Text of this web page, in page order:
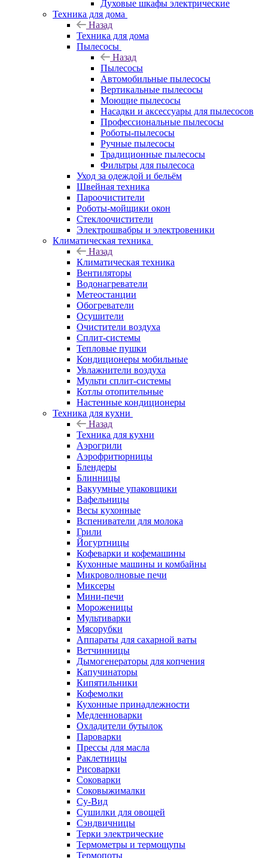
Духовые шкафы электрические
Техника для дома
Назад
Техника для дома
Пылесосы
Назад
Пылесосы
Автомобильные пылесосы
Вертикальные пылесосы
Моющие пылесосы
Насадки и аксессуары для пылесосов
Профессиональные пылесосы
Роботы-пылесосы
Ручные пылесосы
Традиционные пылесосы
Фильтры для пылесоса
Уход за одеждой и бельём
Швейная техника
Пароочистители
Роботы-мойщики окон
Стеклоочистители
Электрошвабры и электровеники
Климатическая техника
Назад
Климатическая техника
Вентиляторы
Водонагреватели
Метеостанции
Обогреватели
Осушители
Очистители воздуха
Сплит-системы
Тепловые пушки
Кондиционеры мобильные
Увлажнители воздуха
Мульти сплит-системы
Котлы отопительные
Настенные кондиционеры
Техника для кухни
Назад
Техника для кухни
Аэрогрили
Аэрофритюрницы
Блендеры
Блинницы
Вакуумные упаковщики
Вафельницы
Весы кухонные
Вспениватели для молока
Грили
Йогуртницы
Кофеварки и кофемашины
Кухонные машины и комбайны
Микроволновые печи
Миксеры
Мини-печи
Мороженицы
Мультиварки
Мясорубки
Аппараты для сахарной ваты
Ветчинницы
Дымогенераторы для копчения
Капучинаторы
Кипятильники
Кофемолки
Кухонные принадлежности
Медленноварки
Охладители бутылок
Пароварки
Прессы для масла
Раклетницы
Рисоварки
Соковарки
Соковыжималки
Су-Вид
Сушилки для овощей
Сэндвичницы
Терки электрические
Термометры и термощупы
Термопоты